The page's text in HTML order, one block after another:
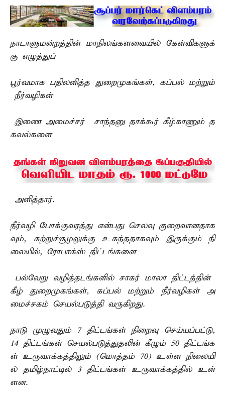
நாடாளுமன்றத்தின் மாநிலங்களவையில் கேள்விகளுக்
கு எழுத்துப்
பூர்வமாக பதிலளித்த துறைமுகங்கள், கப்பல் மற்றும்
நீர்வழிகள்
இணை அமைச்சர் சாந்தனு தாக்கூர் கீழ்காணும் த
கவல்களை
அளித்தார்.
நீர்வழி போக்குவரத்து என்பது செலவு குறைவானதாக
வும், சுற்றுச்சூழலுக்கு உகந்ததாகவும் இருக்கும் நி
லையில், ரோபாக்ஸ் திட்டங்களை
பல்வேறு வழித்தடங்களில் சாகர் மாலா திட்டத்தின்
கீழ் துறைமுகங்கள், கப்பல் மற்றும் நீர்வழிகள் அ
மைச்சகம் செயல்படுத்தி வருகிறது.
நாடு முழுவதும் 7 திட்டங்கள் நிறைவு செய்யப்பட்டு,
14 திட்டங்கள் செயல்படுத்துதலின் கீழும் 50 திட்டங்க
ள் உருவாக்கத்திலும் (மொத்தம் 70) உள்ள நிலையி
ல் தமிழ்நாட்டில் 3 திட்டங்கள் உருவாக்கத்தில் உள்
ளன.